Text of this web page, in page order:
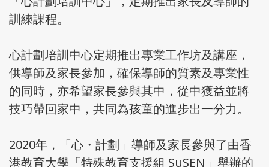
訓練課程。
心計劃培訓中心定期推出專業工作坊及講座，
供導師及家長參加，確保導師的質素及專業性
的同時，亦希望家長參與其中，從中獲益並將
技巧帶回家中，共同為孩童的進步出一分力。
2020年，「心・計劃」導師及家長參與了由香
港教育大學「特殊教育支援組 SuSEN」舉辦的